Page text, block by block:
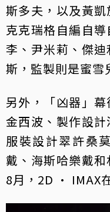
斯多夫，以及黃
克克瑞格自編自
李、尹米莉、傑
斯，監製則是蜜雪
另外，「凶器」
金西波、製作設
服裝設計翠許桑
戴、海斯哈樂戴
8月，2D · IMAX